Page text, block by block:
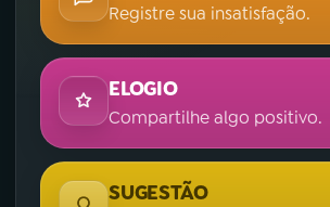
Registre sua insatisfação.
ELOGIO
Compartilhe algo positivo.
SUGESTÃO